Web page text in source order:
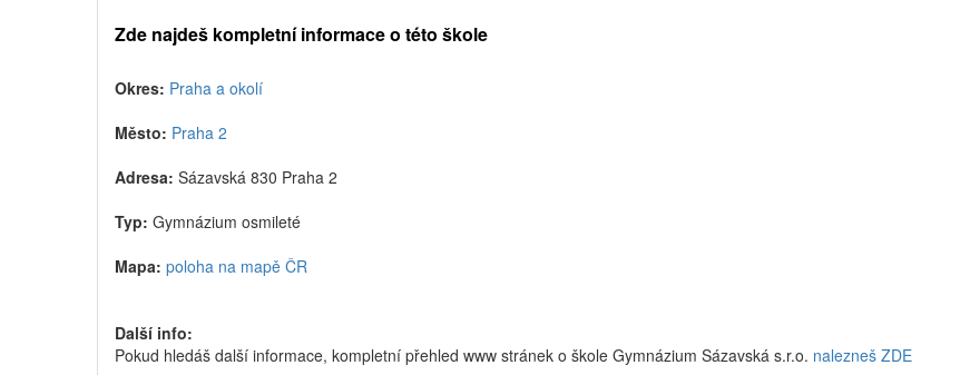
Zde najdeš kompletní informace o této škole
Okres: Praha a okolí
Město: Praha 2
Adresa: Sázavská 830 Praha 2
Typ: Gymnázium osmileté
Mapa: poloha na mapě ČR
Další info:
Pokud hledáš další informace, kompletní přehled www stránek o škole Gymnázium Sázavská s.r.o. nalezneš ZDE